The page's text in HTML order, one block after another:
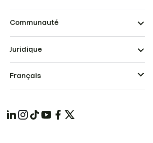
Communauté
Juridique
Français